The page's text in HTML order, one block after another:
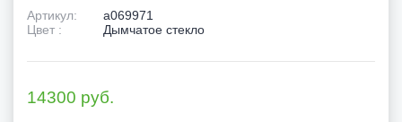
Артикул:
a069971
Цвет :
Дымчатое стекло
14300 руб.